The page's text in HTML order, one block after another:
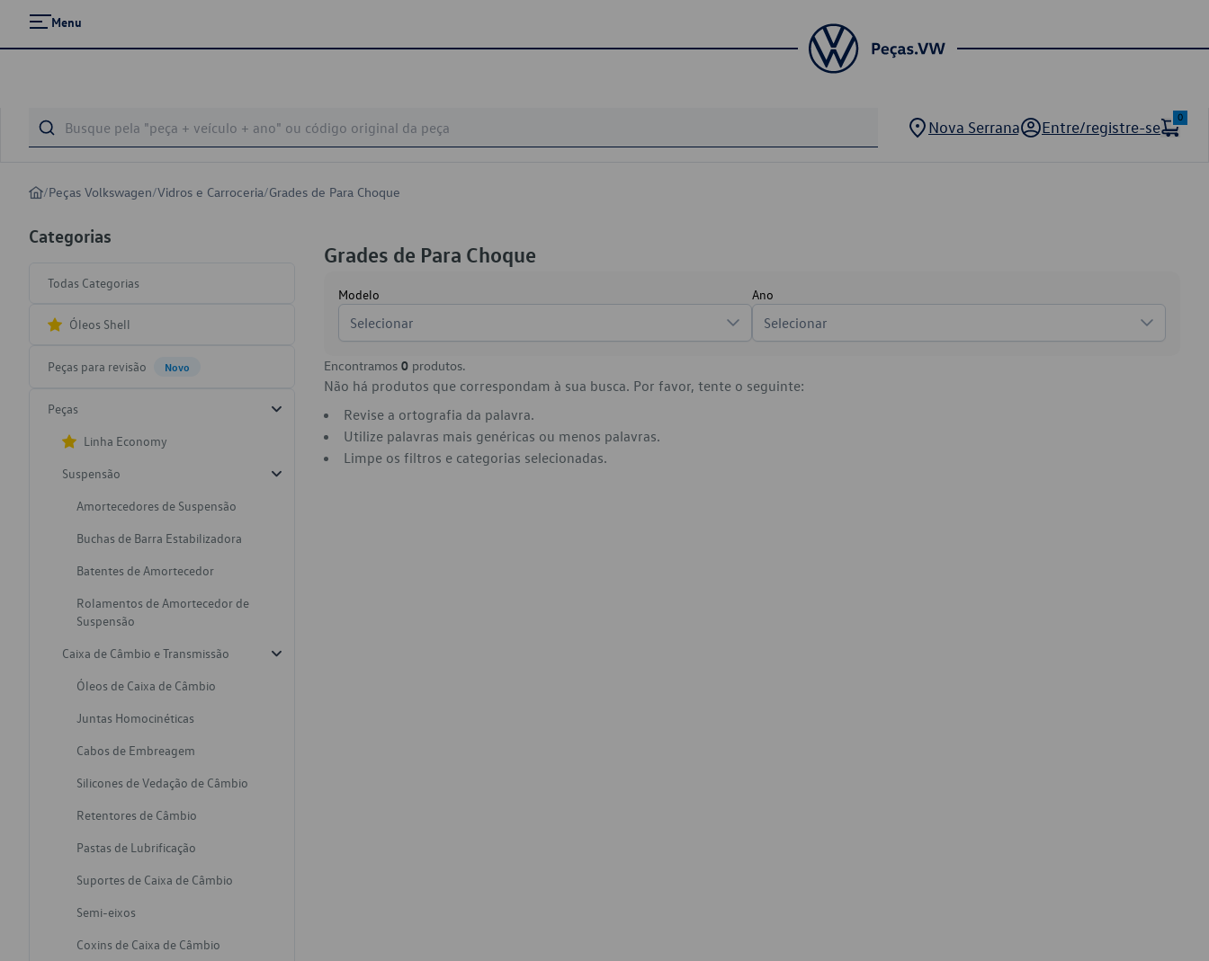
Menu
Nova Serrana Entre/registre-se
0
/Peças Volkswagen/Vidros e Carroceria/Grades de Para Choque
Categorias
Todas Categorias
Óleos Shell
Peças para revisão Novo
Peças
Linha Economy
Suspensão
Amortecedores de Suspensão
Buchas de Barra Estabilizadora
Batentes de Amortecedor
Rolamentos de Amortecedor de
Suspensão
Caixa de Câmbio e Transmissão
Óleos de Caixa de Câmbio
Juntas Homocinéticas
Cabos de Embreagem
Silicones de Vedação de Câmbio
Retentores de Câmbio
Pastas de Lubrificação
Suportes de Caixa de Câmbio
Semi-eixos
Coxins de Caixa de Câmbio
Grades de Para Choque
Modelo
Selecionar
Ano
Selecionar
Encontramos 0 produtos.
Não há produtos que correspondam à sua busca. Por favor, tente o seguinte:
Revise a ortografia da palavra.
Utilize palavras mais genéricas ou menos palavras.
Limpe os filtros e categorias selecionadas.